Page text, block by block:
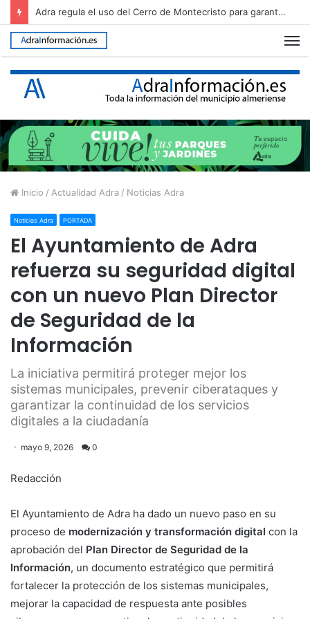
Adra regula el uso del Cerro de Montecristo para garantizar su conservación
Inicio / Actualidad Adra / Noticias Adra
Noticias Adra PORTADA
El Ayuntamiento de Adra
refuerza su seguridad digital
con un nuevo Plan Director
de Seguridad de la
Información
La iniciativa permitirá proteger mejor los
sistemas municipales, prevenir ciberataques y
garantizar la continuidad de los servicios
digitales a la ciudadanía
mayo 9, 2026 0
Redacción
El Ayuntamiento de Adra ha dado un nuevo paso en su
proceso de modernización y transformación digital con la
aprobación del Plan Director de Seguridad de la
Información, un documento estratégico que permitirá
fortalecer la protección de los sistemas municipales,
mejorar la capacidad de respuesta ante posibles